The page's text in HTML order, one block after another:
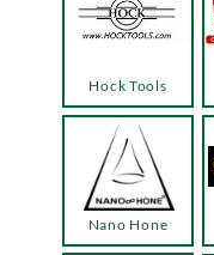
Hock Tools
Nano Hone